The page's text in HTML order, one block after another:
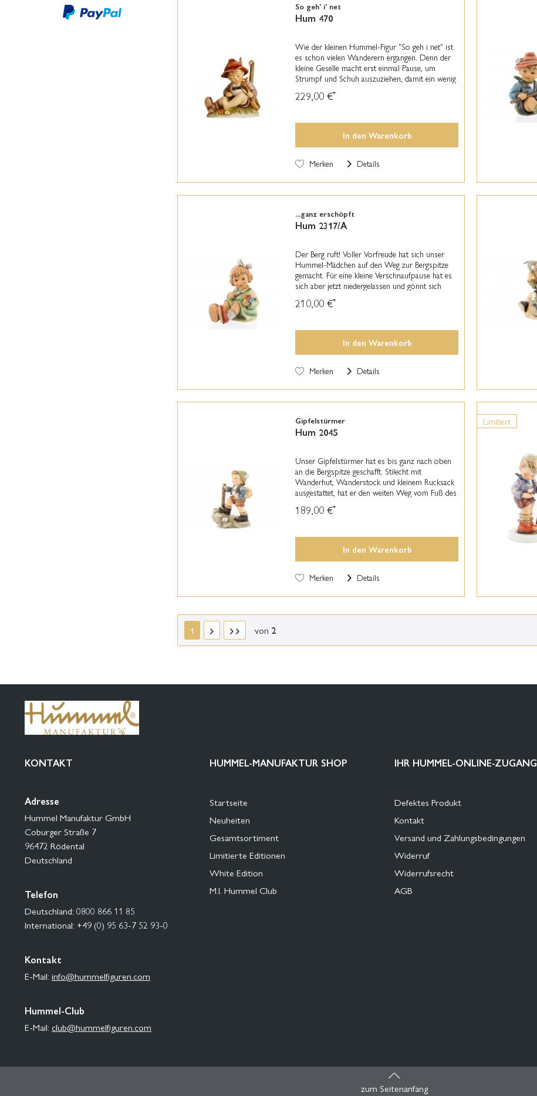
So geh' i' net
Hum 470
Wie der kleinen Hummel-Figur "So geh i net" ist
es schon vielen Wanderern ergangen. Denn der
kleine Geselle macht erst einmal Pause, um
Strumpf und Schuh auszuziehen, damit ein wenig
Luft an den lädierten Fußzeh kommt. Diese
original...
229,00 €*
In den Warenkorb
Merken Details
...ganz erschöpft
Hum 2317/A
Der Berg ruft! Voller Vorfreude hat sich unser
Hummel-Mädchen auf den Weg zur Bergspitze
gemacht. Für eine kleine Verschnaufpause hat es
sich aber jetzt niedergelassen und gönnt sich
Kleidchen...
210,00 €*
In den Warenkorb
Merken Details
Gipfelstürmer
Hum 2045
Unser Gipfelstürmer hat es bis ganz nach oben
an die Bergspitze geschafft. Stilecht mit
Wanderhut, Wanderstock und kleinem Rucksack
ausgestattet, hat er den weiten Weg vom Fuß des
Besonders...
189,00 €*
In den Warenkorb
Merken Details
Limitiert
1 von 2
KONTAKT
Adresse
Hummel Manufaktur GmbH
Coburger Straße 7
96472 Rödental
Deutschland
Telefon
Deutschland: 0800 866 11 85
International: +49 (0) 95 63-7 52 93-0
Kontakt
E-Mail: info@hummelfiguren.com
Hummel-Club
E-Mail: club@hummelfiguren.com
HUMMEL-MANUFAKTUR SHOP
Startseite
Neuheiten
Gesamtsortiment
Limitierte Editionen
White Edition
M.I. Hummel Club
IHR HUMMEL-ONLINE-ZUGANG
Defektes Produkt
Kontakt
Versand und Zahlungsbedingungen
Widerruf
Widerrufsrecht
AGB
zum Seitenanfang